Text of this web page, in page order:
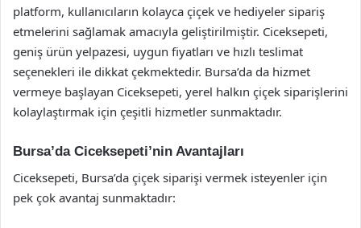
platform, kullanıcıların kolayca çiçek ve hediyeler sipariş
etmelerini sağlamak amacıyla geliştirilmiştir. Ciceksepeti,
geniş ürün yelpazesi, uygun fiyatları ve hızlı teslimat
seçenekleri ile dikkat çekmektedir. Bursa’da da hizmet
vermeye başlayan Ciceksepeti, yerel halkın çiçek siparişlerini
kolaylaştırmak için çeşitli hizmetler sunmaktadır.
Bursa’da Ciceksepeti’nin Avantajları
Ciceksepeti, Bursa’da çiçek siparişi vermek isteyenler için
pek çok avantaj sunmaktadır: